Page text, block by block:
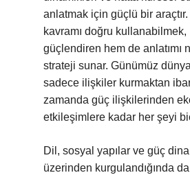
anlatmak için güçlü bir
kavramı doğru kullanabilmek,
güçlendiren hem de anlatımı
strateji sunar. Günümüz
sadece ilişkiler kurmaktan
zamanda güç ilişkilerinden
etkileşimlere kadar her şeyi
Dil, sosyal yapılar ve güç
üzerinden kurgulandığında